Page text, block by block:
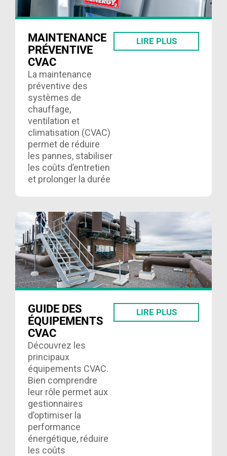
MAINTENANCE
PRÉVENTIVE
CVAC
La maintenance
préventive des
systèmes de
chauffage,
ventilation et
climatisation (CVAC)
permet de réduire
les pannes, stabiliser
les coûts d’entretien
et prolonger la durée
ici……
LIRE PLUS
GUIDE DES
ÉQUIPEMENTS
CVAC
Découvrez les
principaux
équipements CVAC.
Bien comprendre
leur rôle permet aux
gestionnaires
d’optimiser la
performance
énergétique, réduire
les coûts
LIRE PLUS